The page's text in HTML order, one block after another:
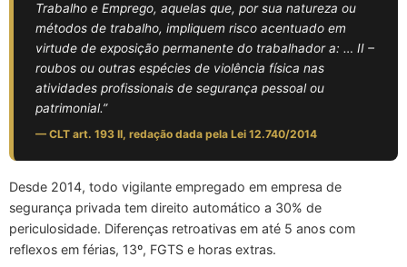
Trabalho e Emprego, aquelas que, por sua natureza ou
métodos de trabalho, impliquem risco acentuado em
virtude de exposição permanente do trabalhador a: … II –
roubos ou outras espécies de violência física nas
atividades profissionais de segurança pessoal ou
patrimonial.”
— CLT art. 193 II, redação dada pela Lei 12.740/2014
Desde 2014, todo vigilante empregado em empresa de
segurança privada tem direito automático a 30% de
periculosidade. Diferenças retroativas em até 5 anos com
reflexos em férias, 13º, FGTS e horas extras.